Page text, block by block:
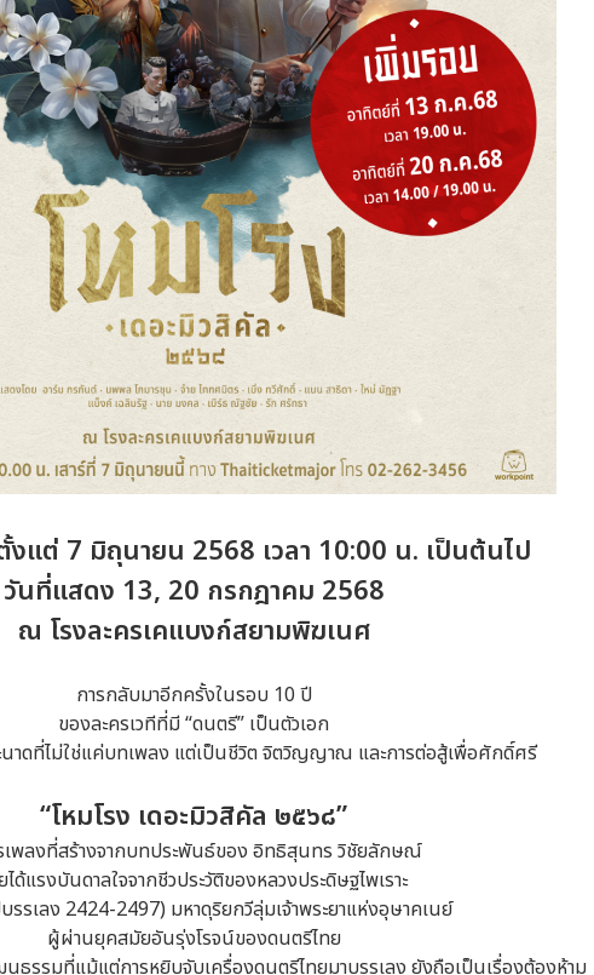
งแต่ 7 มิถุนายน 2568 เวลา 10:00 น. เป็นต้นไป
วันที่แสดง 13, 20 กรกฎาคม 2568
ณ โรงละครเคแบงก์สยามพิฆเนศ
การกลับมาอีกครั้งในรอบ 10 ปี
ของละครเวทีที่มี “ดนตรี” เป็นตัวเอก
ะนาดที่ไม่ใช่แค่บทเพลง แต่เป็นชีวิต จิตวิญญาณ และการต่อสู้เพื่อศักดิ์ศรี
“โหมโรง เดอะมิวสิคัล ๒๕๖๘”
เพลงที่สร้างจากบทประพันธ์ของ อิทธิสุนทร วิชัยลักษณ์
ได้แรงบันดาลใจจากชีวประวัติของหลวงประดิษฐไพเราะ
รเลง 2424-2497) มหาดุริยกวีลุ่มเจ้าพระยาแห่งอุษาคเนย์
ผู้ผ่านยุคสมัยอันรุ่งโรจน์ของดนตรีไทย
ธรรมที่แม้แต่การหยิบจับเครื่องดนตรีไทยมาบรรเลง ยังถือเป็นเรื่องต้องห้าม